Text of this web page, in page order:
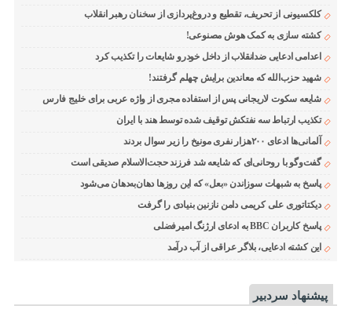
کلکسیونی از تحریف، تقطیع و دروغ‌پردازی از سخنان رهبر انقلاب
کشته سازی به کمک هوش مصنوعی!
اعدامی ادعایی ضدانقلاب از داخل خودرو شایعات را تکذیب کرد
شهید حزب‌الله که معاندین برایش چهلم گرفتند!
شایعه سکوت لاریجانی پس از استفاده مجری از واژه عربی برای خلیج فارس
تکذیب ارتباط سه نفتکش توقیف شده توسط هند با ایران
آلمانی‌ها ادعای ۲۰۰هزار نفری مونیخ را زیر سوال بردند
گفت‌وگو با روحانی‌ای که شایعه شد فرزند حجت‌الاسلام صدیقی است
پاسخ به شبهات سوزاندن «بعل» که این روزها دهان‌به‌دهان می‌شود
دیکتاتوری علی کریمی دامن نازنین بنیادی را گرفت
پاسخ کاربران BBC به ادعای ارژنگ امیرفضلی
این کشته ادعایی، بلاگر عراقی از آب درآمد
پیشنهاد سردبیر